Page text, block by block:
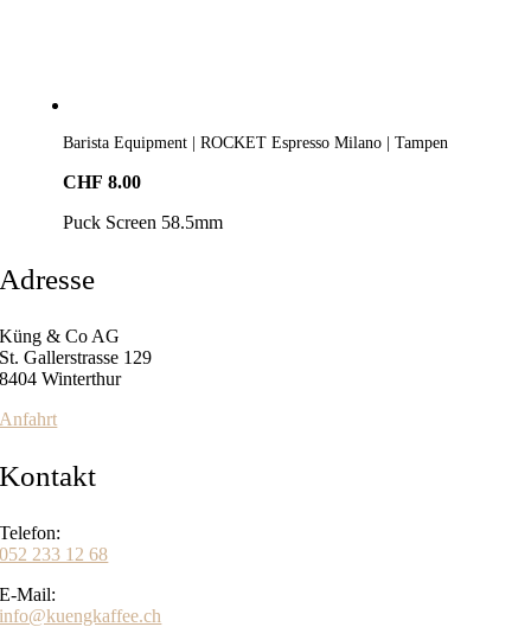
Barista Equipment | ROCKET Espresso Milano | Tampen
CHF 8.00
Puck Screen 58.5mm
Adresse
Küng & Co AG
St. Gallerstrasse 129
8404 Winterthur
Anfahrt
Kontakt
Telefon:
052 233 12 68
E-Mail:
info@kuengkaffee.ch